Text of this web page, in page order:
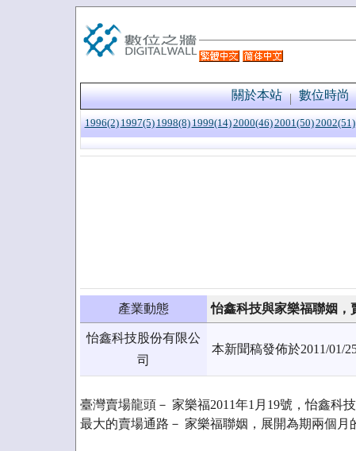
關於本站 數位時尚
1996(2) 1997(5) 1998(8) 1999(14)2000(46)2001(50)2002(51)
產業動態 怡鑫科技與家樂福聯姻，
怡鑫科技股份有限公
司
本新聞稿發佈於2011/01/
臺灣賣場龍頭－ 家樂福2011年1月19號，怡鑫科
最大的賣場通路－ 家樂福聯姻，展開為期兩個月